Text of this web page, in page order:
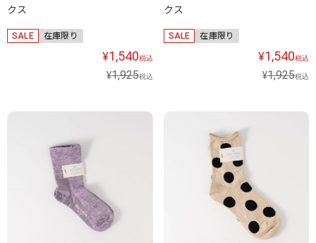
クス
SALE 在庫限り
¥1,540税込
¥1,925税込
クス
SALE 在庫限り
¥1,540税込
¥1,925税込